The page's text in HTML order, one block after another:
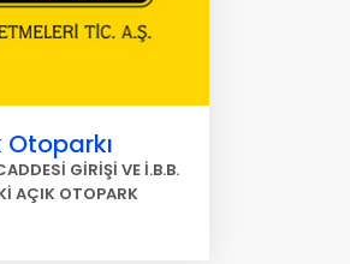
Otoparkı
GİRİŞİ VE İ.B.B.
AÇIK OTOPARK